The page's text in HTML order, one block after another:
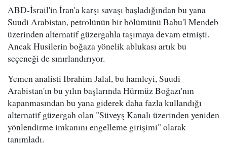
ABD-İsrail'in İran'a karşı savaşı başladığından bu yana
Suudi Arabistan, petrolünün bir bölümünü Babu'l Mendeb
üzerinden alternatif güzergahla taşımaya devam etmişti.
Ancak Husilerin boğaza yönelik ablukası artık bu
seçeneği de sınırlandırıyor.
Yemen analisti Ibrahim Jalal, bu hamleyi, Suudi
Arabistan'ın bu yılın başlarında Hürmüz Boğazı'nın
kapanmasından bu yana giderek daha fazla kullandığı
alternatif güzergah olan "Süveyş Kanalı üzerinden yeniden
yönlendirme imkanını engelleme girişimi" olarak
tanımladı.